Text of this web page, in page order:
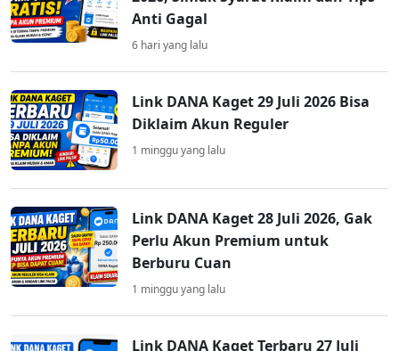
Anti Gagal
6 hari yang lalu
Link DANA Kaget 29 Juli 2026 Bisa
Diklaim Akun Reguler
1 minggu yang lalu
Link DANA Kaget 28 Juli 2026, Gak
Perlu Akun Premium untuk
Berburu Cuan
1 minggu yang lalu
Link DANA Kaget Terbaru 27 Juli